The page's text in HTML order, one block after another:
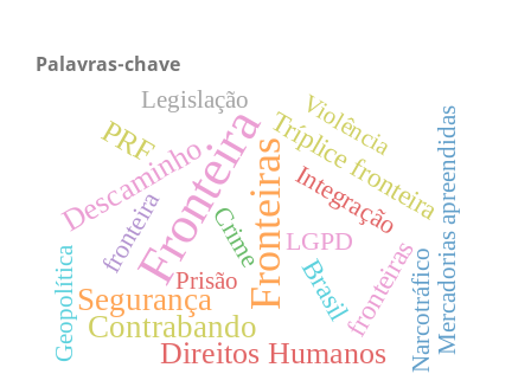
Palavras-chave
Fronteira
Fronteiras
Segurança
Contrabando
Direitos Humanos
Descaminho
PRF Tríplice fronteira
Brasilfronteiras
Integração
LGPD
Crime
fronteira Mercadorias apreendidas
Geopolítica
Violência
Narcotráfico
Legislação
Prisão